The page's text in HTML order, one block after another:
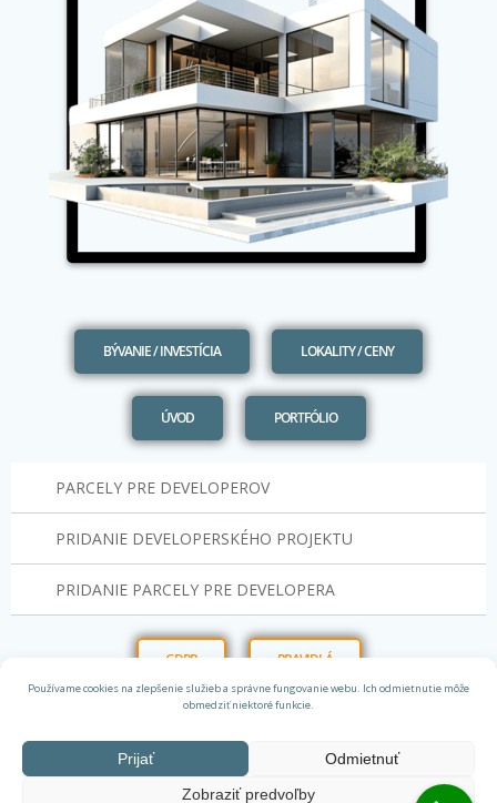
Používame cookies na zlepšenie služieb a správne fungovanie webu. Ich odmietnutie môže
obmedziť niektoré funkcie.
Prijať
Odmietnuť
Zobraziť predvoľby
BÝVANIE / INVESTÍCIA LOKALITY / CENY
ÚVOD PORTFÓLIO
PARCELY PRE DEVELOPEROV
PRIDANIE DEVELOPERSKÉHO PROJEKTU
PRIDANIE PARCELY PRE DEVELOPERA
GDPR PRAVIDLÁ